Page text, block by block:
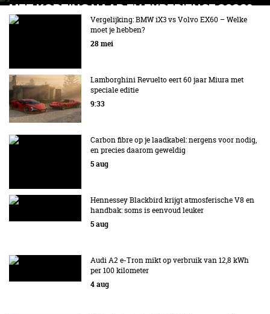
MET KORTING NAAR EV EXPERIENCE 2026?
AUTORAI REGELT HET!
EV Experience 2026 van 24 tot 26 september
Vergelijking: BMW iX3 vs Volvo EX60 – Welke
moet je hebben?
28 mei
Lamborghini Revuelto eert 60 jaar Miura met
speciale editie
9:33
Carbon fibre op je laadkabel: nergens voor nodig,
en precies daarom geweldig
5 aug
Hennessey Blackbird krijgt atmosferische V8 en
handbak: soms is eenvoud leuker
5 aug
Audi A2 e-Tron mikt op verbruik van 12,8 kWh
per 100 kilometer
4 aug